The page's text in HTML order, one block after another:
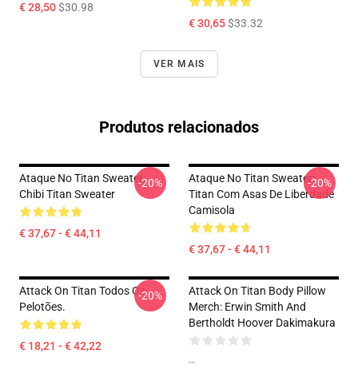
€ 28,50$30.98
€ 30,65$33.32
VER MAIS
Produtos relacionados
Ataque No Titan Sweater:
Chibi Titan Sweater
€ 37,67 - € 44,11
-20%
Ataque No Titan Sweater:
Titan Com Asas De Liberdade
Camisola
€ 37,67 - € 44,11
-20%
Attack On Titan Todos Os
Pelotões.
€ 18,21 - € 42,22
-20%
Attack On Titan Body Pillow
Merch: Erwin Smith And
Bertholdt Hoover Dakimakura
--